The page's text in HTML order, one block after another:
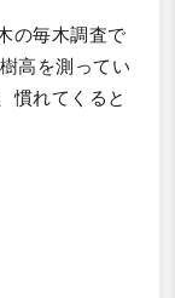
の毎木調査で
高を測ってい
慣れてくると